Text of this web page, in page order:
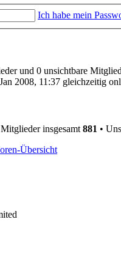
Ich habe mein
und 0 unsichtbare
2008, 11:37 gleichzeitig
Mitglieder insgesamt 881 •
Übersicht